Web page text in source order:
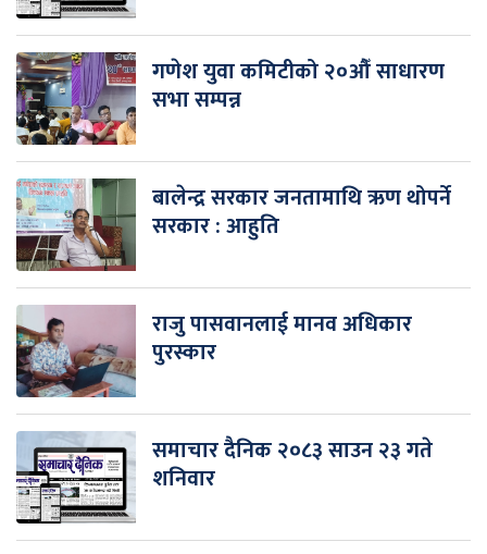
गणेश युवा कमिटीको २०औँ साधारण
सभा सम्पन्न
बालेन्द्र सरकार जनतामाथि ऋण थोपर्ने
सरकार : आहुति
राजु पासवानलाई मानव अधिकार
पुरस्कार
समाचार दैनिक २०८३ साउन २३ गते
शनिवार